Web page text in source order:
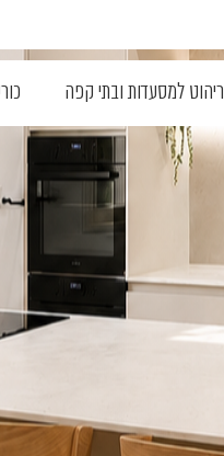
ריהוט למסעדות ובתי קפה